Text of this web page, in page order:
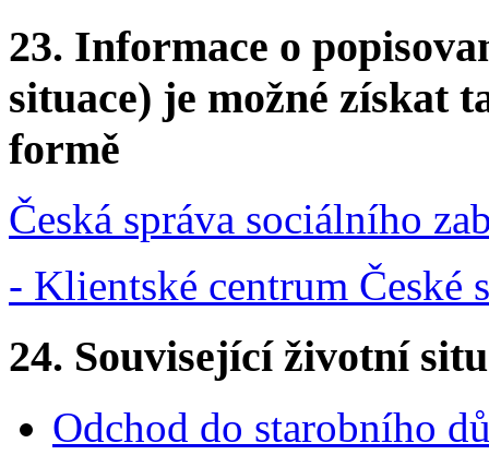
23. Informace o
situace) je možné získat
formě
Česká správa sociálního
- Klientské centrum České
24. Související životní
Odchod do starobního